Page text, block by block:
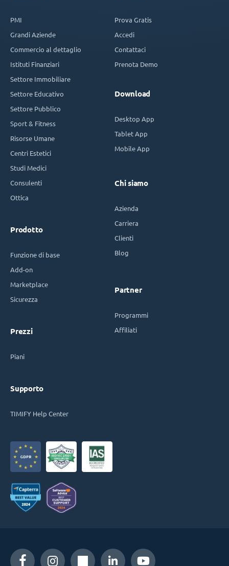
PMI
Grandi Aziende
Commercio al dettaglio
Istituti Finanziari
Settore Immobiliare
Settore Educativo
Settore Pubblico
Sport & Fitness
Risorse Umane
Centri Estetici
Studi Medici
Consulenti
Ottica
Prodotto
Funzione di base
Add-on
Marketplace
Sicurezza
Prezzi
Piani
Supporto
TIMIFY Help Center
Prova Gratis
Accedi
Contattaci
Prenota Demo
Download
Desktop App
Tablet App
Mobile App
Chi siamo
Azienda
Carriera
Clienti
Blog
Partner
Programmi
Affiliati